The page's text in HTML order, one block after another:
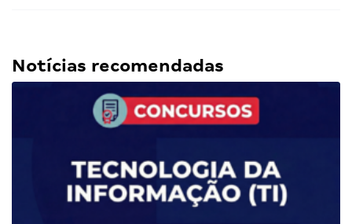
Notícias recomendadas